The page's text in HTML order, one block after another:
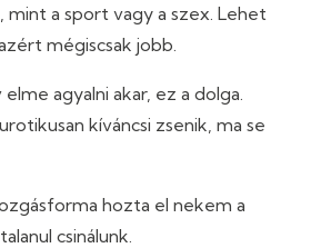
mint a sport vagy a szex. Lehet
mégiscsak jobb.
agyalni akar, ez a dolga.
kíváncsi zsenik, ma se
hozta el nekem a
csinálunk.